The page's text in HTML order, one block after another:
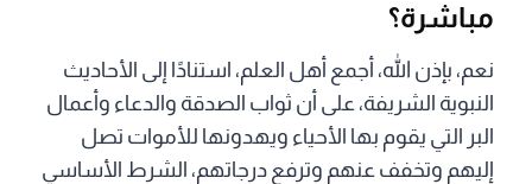
مباشرة؟
نعم، بإذن الله، أجمع أهل العلم، استنادًا إلى الأحاديث
النبوية الشريفة، على أن ثواب الصدقة والدعاء وأعمال
البر التي يقوم بها الأحياء ويهدونها للأموات تصل
إليهم وتخفف عنهم وترفع درجاتهم، الشرط الأساسي